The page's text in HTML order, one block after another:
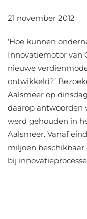
21 november 2012
‘Hoe kunnen
Innovatiemotor van
nieuwe
ontwikkeld?’
Aalsmeer op
daarop antwoorden
werd gehouden in
Aalsmeer. Vanaf
miljoen
bij